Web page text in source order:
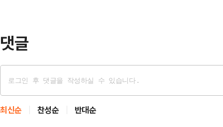
댓글
최신순 찬성순 반대순